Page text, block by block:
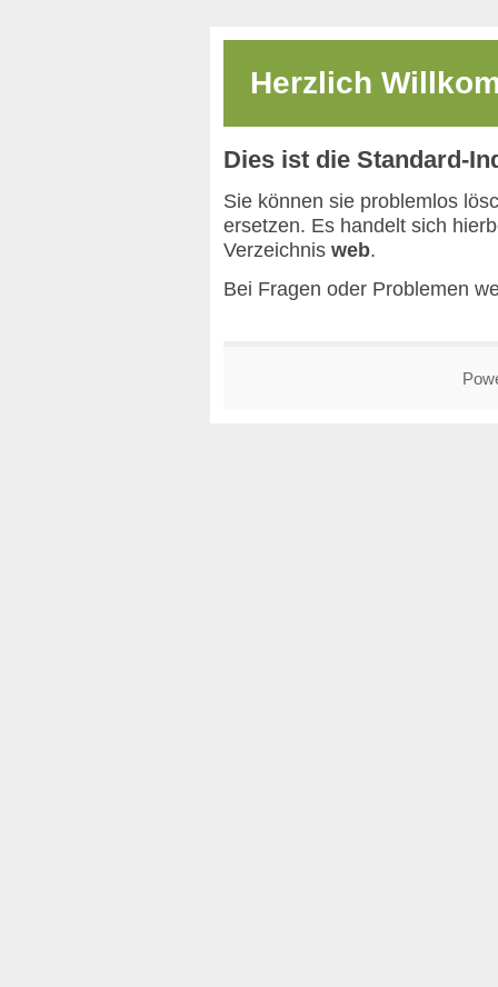
Herzlich
Dies ist die Standard-
Sie können sie problemlos
ersetzen. Es handelt sich
Verzeichnis web.
Bei Fragen oder Problemen